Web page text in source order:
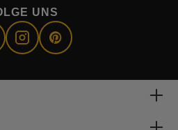
UNS